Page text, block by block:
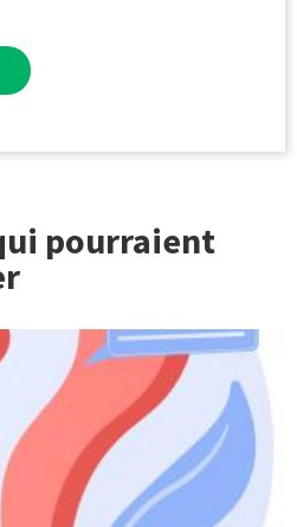
pourraient